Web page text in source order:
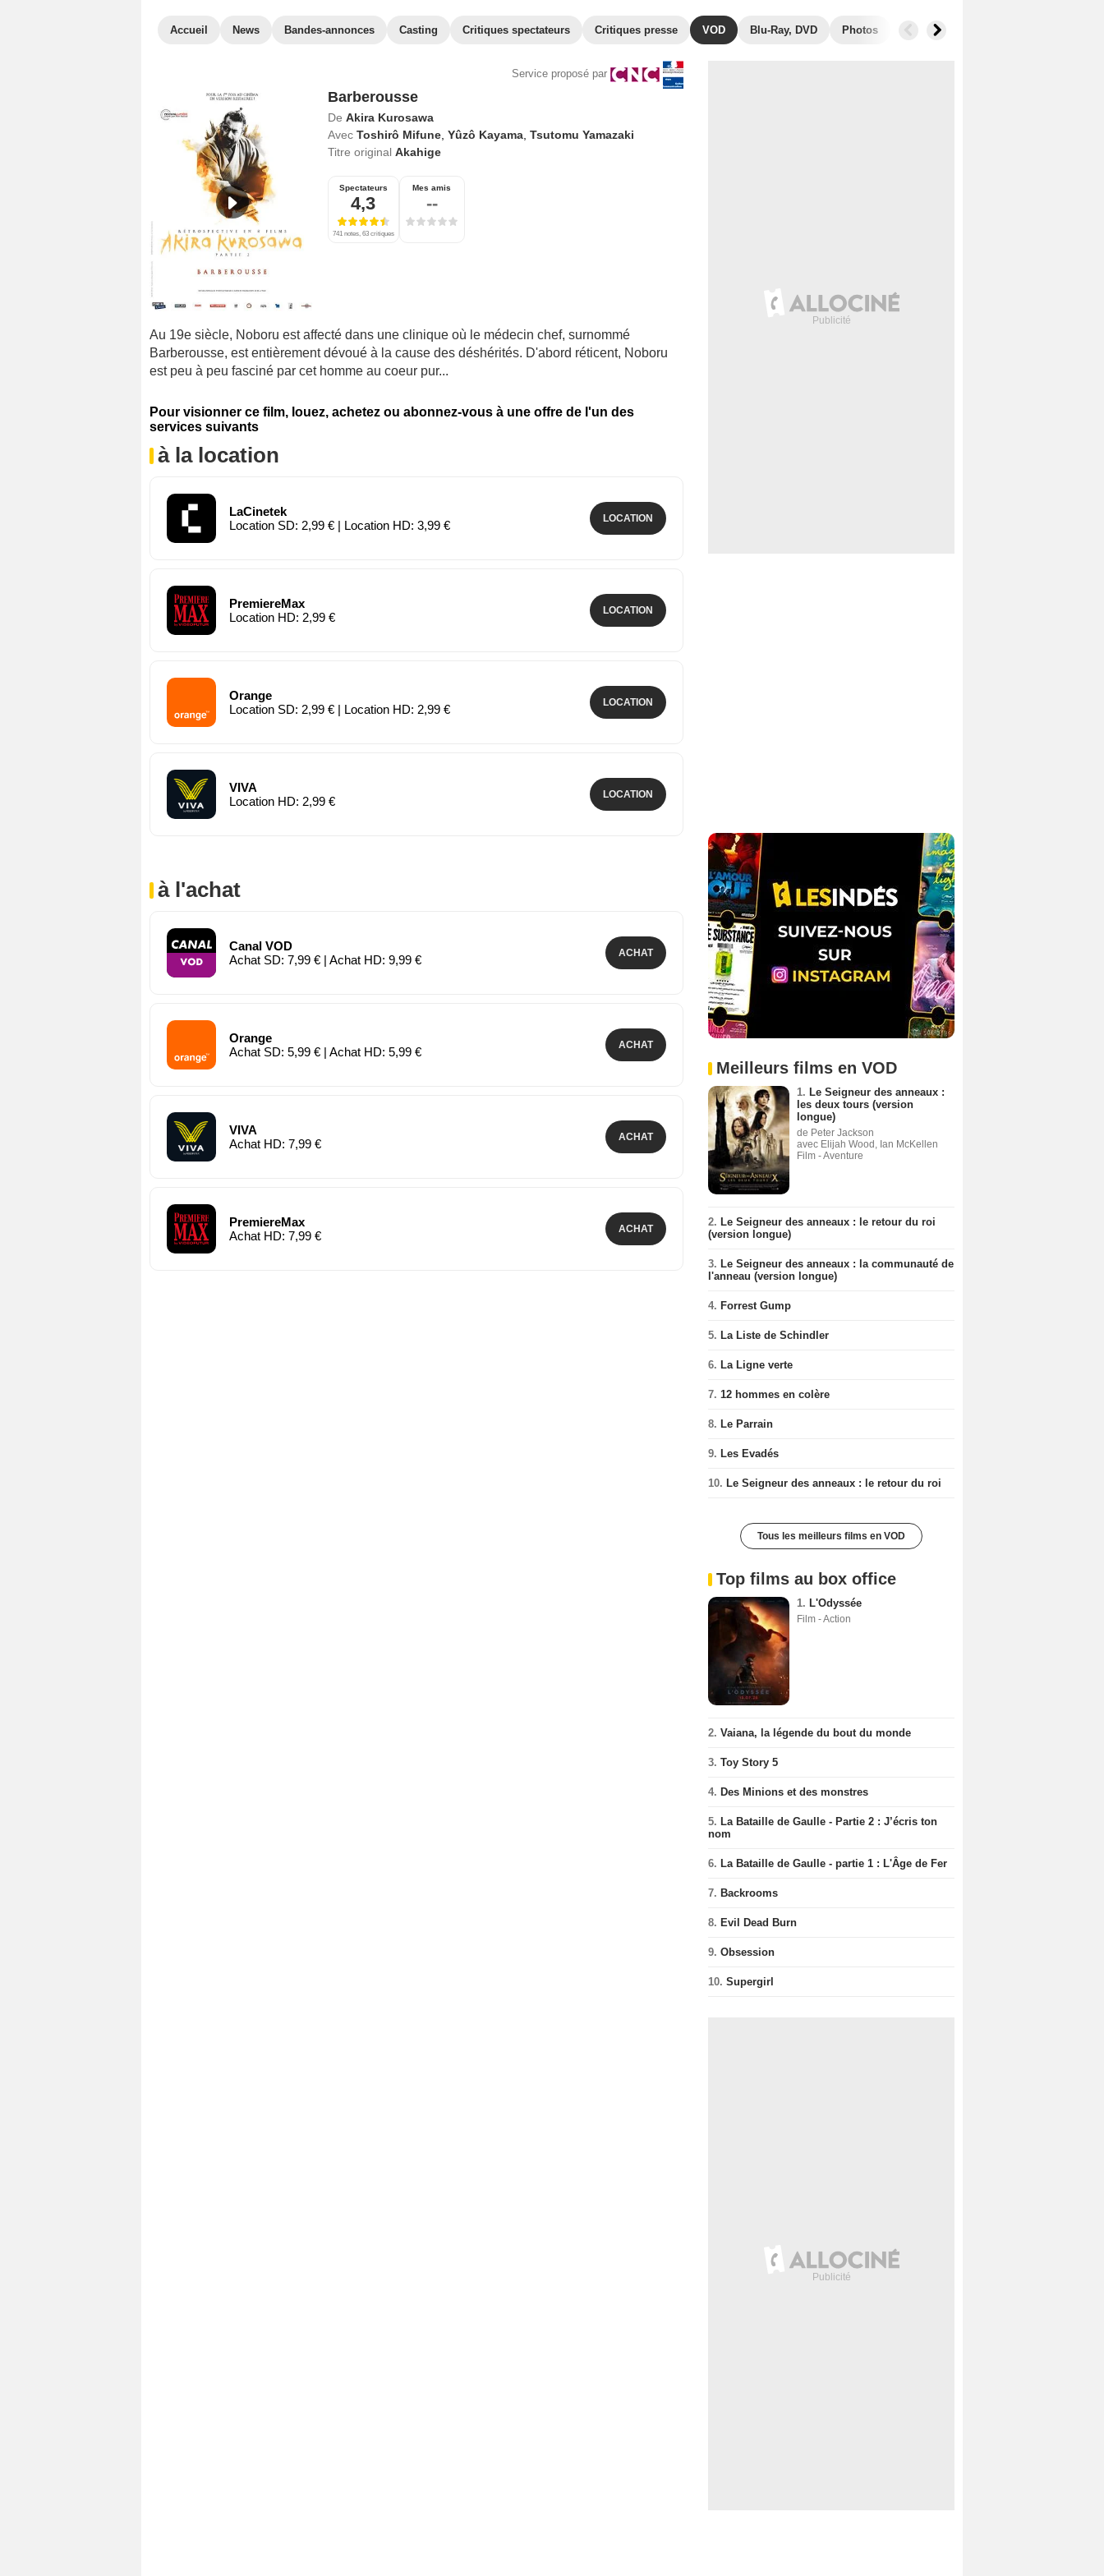
Accueil News Bandes-annonces Casting Critiques spectateurs Critiques presse VOD Blu-Ray, DVD Photos Secrets de tournage
Service proposé par
Barberousse
De Akira Kurosawa
Avec Toshirô Mifune, Yûzô Kayama, Tsutomu Yamazaki
Titre original Akahige
Spectateurs
4,3
741 notes, 63 critiques
Mes amis
--
Au 19e siècle, Noboru est affecté dans une clinique où le médecin chef, surnommé
Barberousse, est entièrement dévoué à la cause des déshérités. D'abord réticent, Noboru
est peu à peu fasciné par cet homme au coeur pur...
Pour visionner ce film, louez, achetez ou abonnez-vous à une offre de l'un des
services suivants
à la location
LaCinetek
Location SD: 2,99 € | Location HD: 3,99 €
LOCATION
PremiereMax
Location HD: 2,99 €
LOCATION
Orange
Location SD: 2,99 € | Location HD: 2,99 €
LOCATION
VIVA
Location HD: 2,99 €
LOCATION
à l'achat
Canal VOD
Achat SD: 7,99 € | Achat HD: 9,99 €
ACHAT
Orange
Achat SD: 5,99 € | Achat HD: 5,99 €
ACHAT
VIVA
Achat HD: 7,99 €
ACHAT
PremiereMax
Achat HD: 7,99 €
ACHAT
Meilleurs films en VOD
1. Le Seigneur des anneaux :
les deux tours (version
longue)
de Peter Jackson
avec Elijah Wood, Ian McKellen
Film - Aventure
2. Le Seigneur des anneaux : le retour du roi
(version longue)
3. Le Seigneur des anneaux : la communauté de
l'anneau (version longue)
4. Forrest Gump
5. La Liste de Schindler
6. La Ligne verte
7. 12 hommes en colère
8. Le Parrain
9. Les Evadés
10. Le Seigneur des anneaux : le retour du roi
Tous les meilleurs films en VOD
Top films au box office
1. L'Odyssée
Film - Action
2. Vaiana, la légende du bout du monde
3. Toy Story 5
4. Des Minions et des monstres
5. La Bataille de Gaulle - Partie 2 : J’écris ton
nom
6. La Bataille de Gaulle - partie 1 : L'Âge de Fer
7. Backrooms
8. Evil Dead Burn
9. Obsession
10. Supergirl